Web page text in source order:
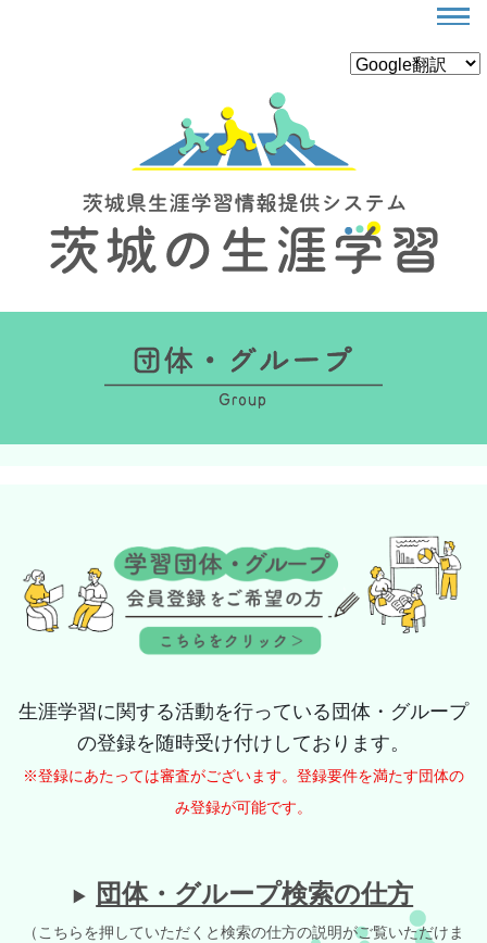
生涯学習に関する活動を行っている団体・グループ
の登録を随時受け付けしております。
※登録にあたっては審査がございます。登録要件を満たす団体の
み登録が可能です。
団体・グループ検索の仕方
（こちらを押していただくと検索の仕方の説明がご覧いただけま